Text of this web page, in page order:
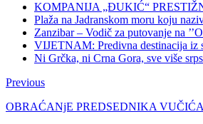
KOMPANIJA „ĐUKIĆ“
Plaža na Jadranskom moru koju
Zanzibar – Vodič za putovanje na
VIJETNAM: Predivna destinacija iz
Ni Grčka, ni Crna Gora, sve više
Previous
OBRAĆANjE PREDSEDNIKA VUČIĆA